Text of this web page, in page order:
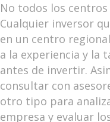
No todos los
Cualquier inversor
en un centro
a la experiencia y la
antes de invertir.
consultar con
otro tipo para
empresa y evaluar